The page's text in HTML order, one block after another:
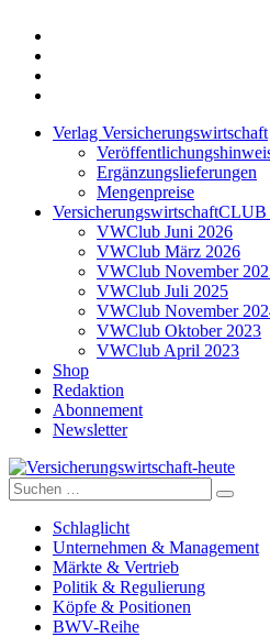
Verlag Versicherungswirtschaft
Ergänzungslieferungen
Mengenpreise
VWClub Juni 2026
VWClub März 2026
VWClub November
VWClub Juli 2025
VWClub November
VWClub Oktober 2023
VWClub April 2023
Shop
Redaktion
Abonnement
Newsletter
Versicherungswirtschaft-heute
Suche
nach:
Schlaglicht
Unternehmen & Management
Märkte & Vertrieb
Politik & Regulierung
Köpfe & Positionen
BWV-Reihe